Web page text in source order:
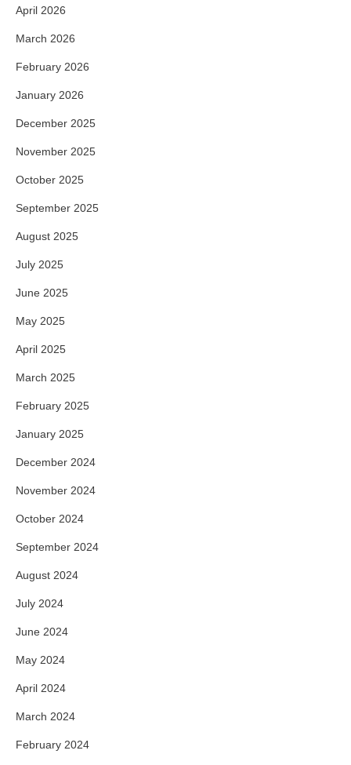
April 2026
March 2026
February 2026
January 2026
December 2025
November 2025
October 2025
September 2025
August 2025
July 2025
June 2025
May 2025
April 2025
March 2025
February 2025
January 2025
December 2024
November 2024
October 2024
September 2024
August 2024
July 2024
June 2024
May 2024
April 2024
March 2024
February 2024